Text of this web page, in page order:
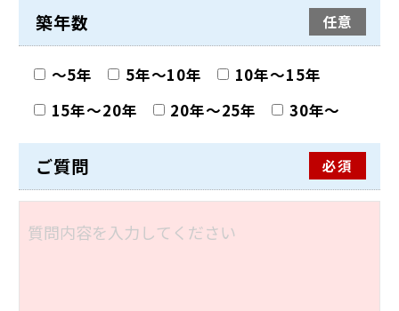
築年数 任意
〜5年 5年〜10年
10年〜15年
15年〜20年
20年〜25年 30年〜
ご質問 必須